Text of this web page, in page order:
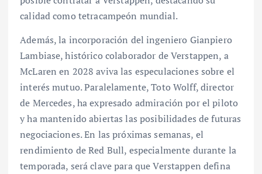
calidad como tetracampeón mundial.
Además, la incorporación del ingeniero Gianpiero
Lambiase, histórico colaborador de Verstappen, a
McLaren en 2028 aviva las especulaciones sobre el
interés mutuo. Paralelamente, Toto Wolff, director
de Mercedes, ha expresado admiración por el piloto
y ha mantenido abiertas las posibilidades de futuras
negociaciones. En las próximas semanas, el
rendimiento de Red Bull, especialmente durante la
temporada, será clave para que Verstappen defina